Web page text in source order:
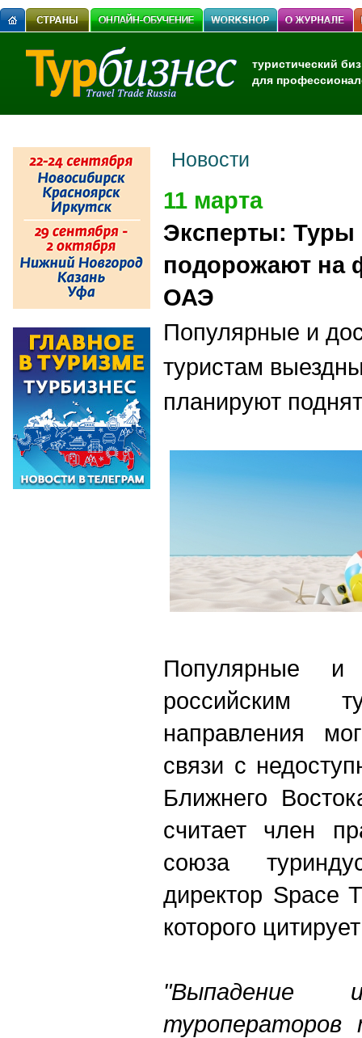
туристический
для
Новости
11 марта
Эксперты:
подорожают на
ОАЭ
Популярные и
туристам
планируют
Популярные и
российским
направления
связи с
Ближнего
считает член
союза
директор Space
которого
"Выпадение
туроператоров